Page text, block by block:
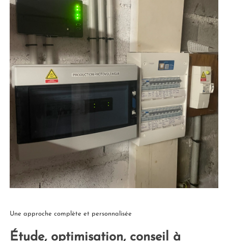
Une approche complète et personnalisée
Étude, optimisation, conseil à